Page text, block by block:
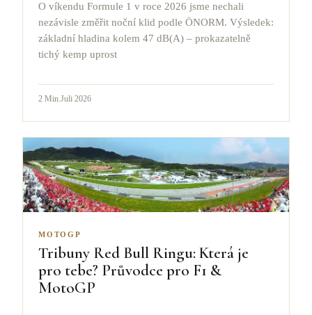
O víkendu Formule 1 v roce 2026 jsme nechali
nezávisle změřit noční klid podle ÖNORM. Výsledek:
základní hladina kolem 47 dB(A) – prokazatelně
tichý kemp uprost
2 Min. Juli 2026
MOTOGP
Tribuny Red Bull Ringu: Která je
pro tebe? Průvodce pro F1 &
MotoGP